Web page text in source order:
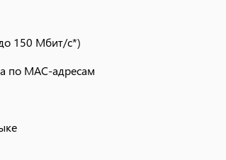
50/60 Гц
150 Мбит/с*)
по MAC-адресам